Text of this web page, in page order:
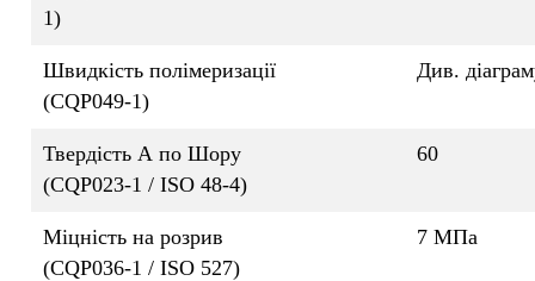
1)
Швидкість полімеризації
(CQP049-1)
Див.
Твердість А по Шору
(CQP023-1 / ISO 48-4)
60
Міцність на розрив
(CQP036-1 / ISO 527)
7 MПa